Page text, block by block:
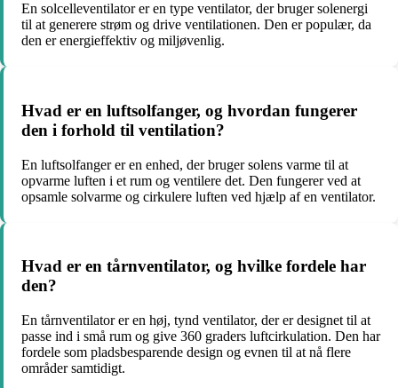
En solcelleventilator er en type ventilator, der bruger solenergi
til at generere strøm og drive ventilationen. Den er populær, da
den er energieffektiv og miljøvenlig.
Hvad er en luftsolfanger, og hvordan fungerer
den i forhold til ventilation?
En luftsolfanger er en enhed, der bruger solens varme til at
opvarme luften i et rum og ventilere det. Den fungerer ved at
opsamle solvarme og cirkulere luften ved hjælp af en ventilator.
Hvad er en tårnventilator, og hvilke fordele har
den?
En tårnventilator er en høj, tynd ventilator, der er designet til at
passe ind i små rum og give 360 graders luftcirkulation. Den har
fordele som pladsbesparende design og evnen til at nå flere
områder samtidigt.